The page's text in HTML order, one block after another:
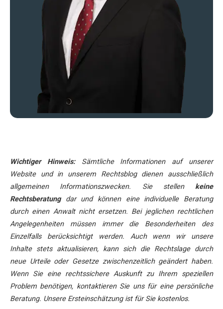
Wichtiger Hinweis:Sämtliche Informationen auf unserer
Website und in unserem Rechtsblog dienen ausschließlich
allgemeinen Informationszwecken. Sie stellen keine
Rechtsberatungdar und können eine individuelle Beratung
durch einen Anwalt nicht ersetzen. Bei jeglichen rechtlichen
Angelegenheiten müssen immer die Besonderheiten des
Einzelfalls berücksichtigt werden. Auch wenn wir unsere
Inhalte stets aktualisieren, kann sich die Rechtslage durch
neue Urteile oder Gesetze zwischenzeitlich geändert haben.
Wenn Sie eine rechtssichere Auskunft zu Ihrem speziellen
Problem benötigen, kontaktieren Sie uns für eine persönliche
Beratung. Unsere Ersteinschätzung ist für Sie kostenlos.